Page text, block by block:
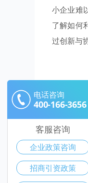
小企业难
了解如何
过创新与
抚顺市在
展。从目
然而，实
程中也出
展，需要
电话咨询
400-166-3656
客服咨询
企业政策咨询
招商引资政策